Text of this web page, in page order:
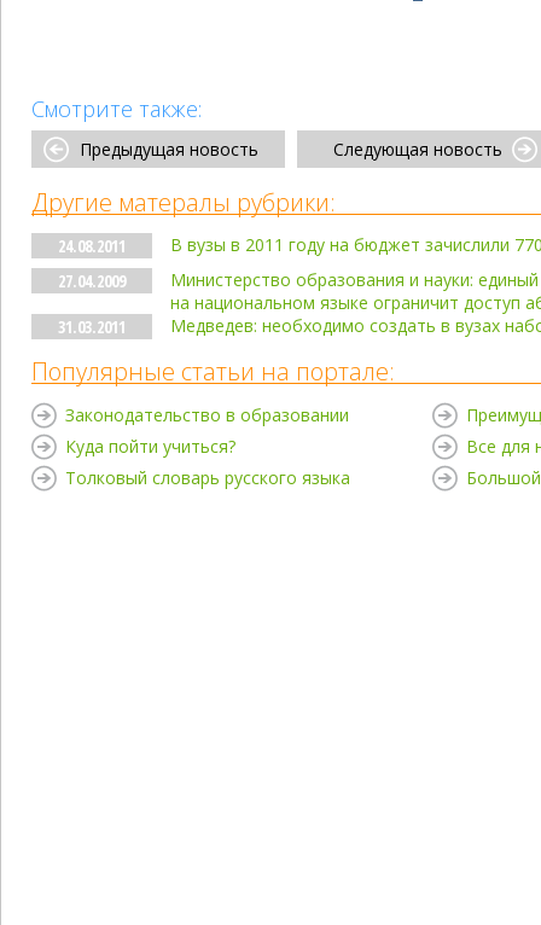
Смотрите также:
Предыдущая новость Следующая новость
Другие матералы рубрики:
24.08.2011
В вузы в 2011 году на бюджет зачислили
27.04.2009
Министерство образования и науки:
на национальном языке ограничит доступ
31.03.2011
Медведев: необходимо создать в вузах
Популярные статьи на портале:
Законодательство в образовании
Куда пойти учиться?
Толковый словарь русского языка
Все для
Большой